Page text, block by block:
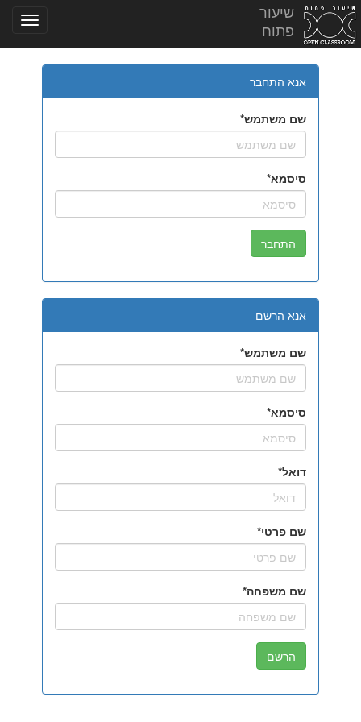
שיעור
פתוח
אנא התחבר
שם משתמש
סיסמא
אנא הרשם
שם משתמש
סיסמא
דואל
שם פרטי
שם משפחה